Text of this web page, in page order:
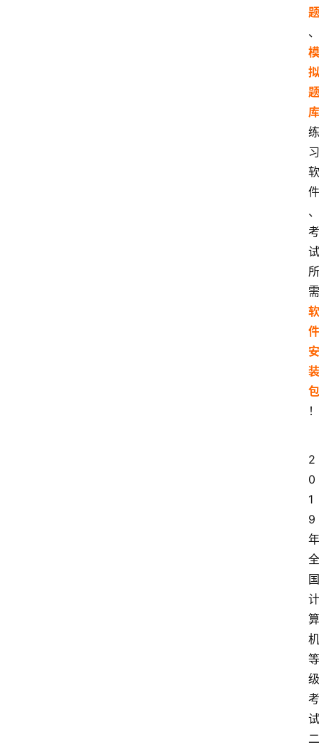
题
、
模
拟
题
库
练
习
软
件
、
考
试
所
需
软
件
安
装
包
！
2
0
1
9
年
全
国
计
算
机
等
级
考
试
二